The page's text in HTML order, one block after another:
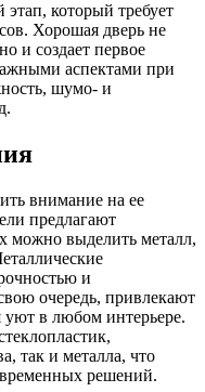
который требует
Хорошая дверь не
и создает первое
аспектами при
шумо- и
внимание на ее
предлагают
можно выделить металл,
и
очередь, привлекают
уют в любом интерьере.
так и металла, что
решений.